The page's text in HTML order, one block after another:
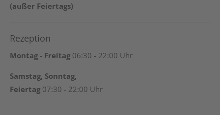
(außer Feiertags)
Rezeption
Montag - Freitag 06:30 - 22:00 Uhr
Samstag, Sonntag,
Feiertag 07:30 - 22:00 Uhr